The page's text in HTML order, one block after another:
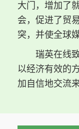
大门，增加了
会，促进了贸
突，并使全球
瑞英在线
以经济有效的
加自信地交流